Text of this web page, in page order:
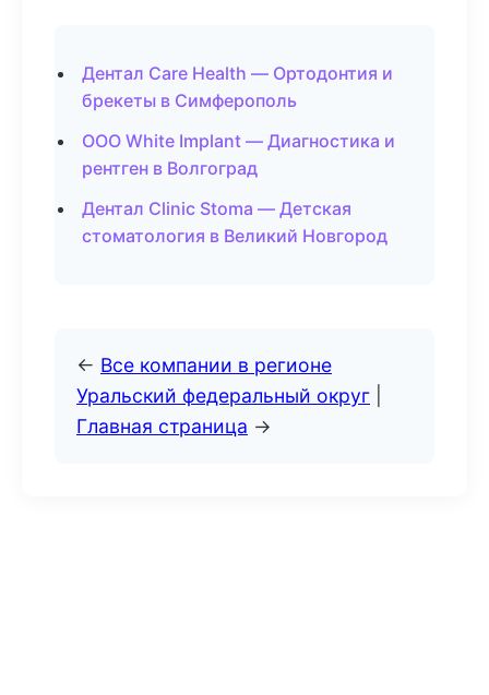
Дентал Care Health — Ортодонтия и
брекеты в Симферополь
ООО White Implant — Диагностика и
рентген в Волгоград
Дентал Clinic Stoma — Детская
стоматология в Великий Новгород
← Все компании в регионе
Уральский федеральный округ
Главная страница →